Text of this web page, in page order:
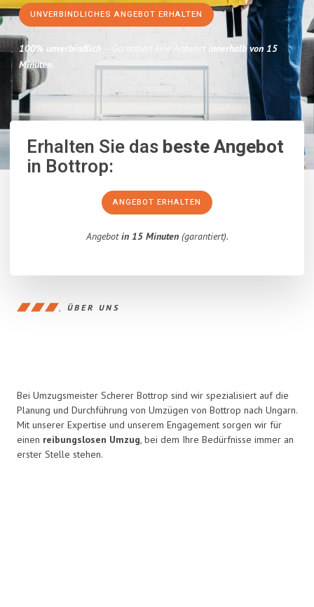
UNVERBINDLICHES ANGEBOT ERHALTEN
100% unverbindlich – Garantiert eine Antwort innerhalb von 15
Minuten.
Erhalten Sie dasbeste Angebot
in Bottrop:
ANGEBOT ERHALTEN
Angebotin 15 Minuten(garantiert).
ÜBER UNS
Bei Umzugsmeister Scherer Bottrop sind wir spezialisiert auf die
Planung und Durchführung von Umzügen von Bottrop nach Ungarn.
Mit unserer Expertise und unserem Engagement sorgen wir für
einen reibungslosen Umzug, bei dem Ihre Bedürfnisse immer an
erster Stelle stehen.